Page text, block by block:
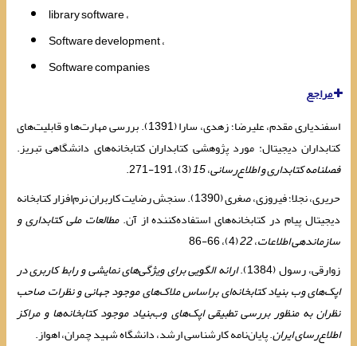
library software
Software development
Software companies
مراجع
اسفندیاری مقدم، علیرضا؛ زهدی، سارا (1391). بررسی مهارت‌ها و قابلیت‌های
کتابداران دیجیتال: مورد پژوهشی کتابداران کتابخانه‌های دانشگاهی تبریز.
فصلنامهکتابداری و اطلاع‌رسانی،15(3)، 191-271.
حریری، نجلا؛ فیروزی، صغری (1390). سنجش رضایت کاربران نرم‌افزار کتابخانه
دیجیتال پیام در کتابخانه‌های استفاده‌کننده از آن.مطالعات ملی کتابداری و
سازماندهی اطلاعات،22(4)، 66-86
زوارقی، رسول (1384).
ارائه الگویی برای ویژگی‌های نمایشی و رابط کاربری در
اپک‌های وب بنیاد کتابخانه‌ای براساس ملاک‌های موجود جهانی و نظرات صاحب
نظران به منظور بررسی تطبیقی اپک‌های وب‌بنیاد موجود کتابخانه‌ها و مراکز
اطلاع‌رسای ایران. پایان‌نامه کارشناسی ارشد، دانشگاه شهید چمران، اهواز.